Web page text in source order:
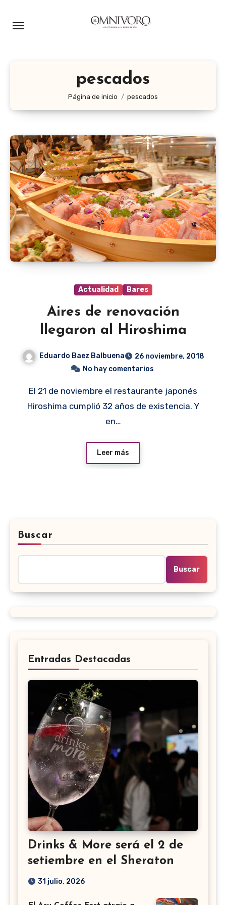
pescados
Página de inicio pescados
Actualidad Bares
Aires de renovación
llegaron al Hiroshima
Eduardo Baez Balbuena
26 noviembre, 2018
No hay comentarios
El 21 de noviembre el restaurante japonés
Hiroshima cumplió 32 años de existencia. Y
en…
Leer más
Buscar
Buscar
Entradas Destacadas
Drinks & More será el 2 de
setiembre en el Sheraton
31 julio, 2026